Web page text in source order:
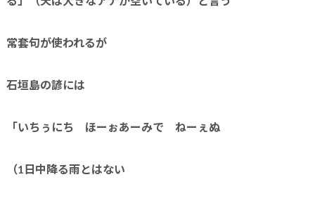
常套句が使われるが
石垣島の諺には
「いちぅにち ほーぉあーみで ねーぇぬ
（1 日中降る雨とはない